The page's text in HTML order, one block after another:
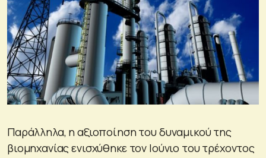
Παράλληλα, η αξιοποίηση του δυναμικού της
βιομηχανίας ενισχύθηκε τον Ιούνιο του τρέχοντος